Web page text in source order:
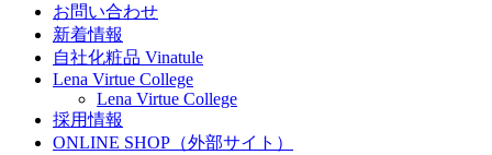
お問い合わせ
新着情報
自社化粧品 Vinatule
Lena Virtue College
Lena Virtue College
採用情報
ONLINE SHOP（外部サイト）